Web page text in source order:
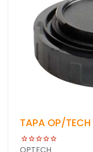
TAPA OP/TECH